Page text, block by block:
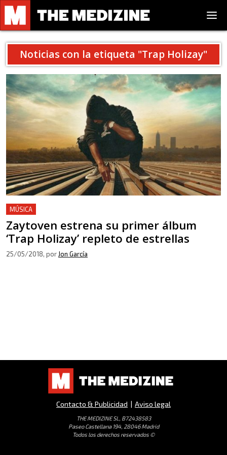
Noticias con la etiqueta "Trap Holizay"
MÚSICA
Zaytoven estrena su primer álbum
‘Trap Holizay’ repleto de estrellas
25/05/2018, por Jon García
Contacto & Publicidad | Aviso legal
THE MEDIZINE SL, B72438583
Paseo Castellana 194, 28046 Madrid
Todos los derechos reservados ©